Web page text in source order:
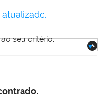
seu critério.